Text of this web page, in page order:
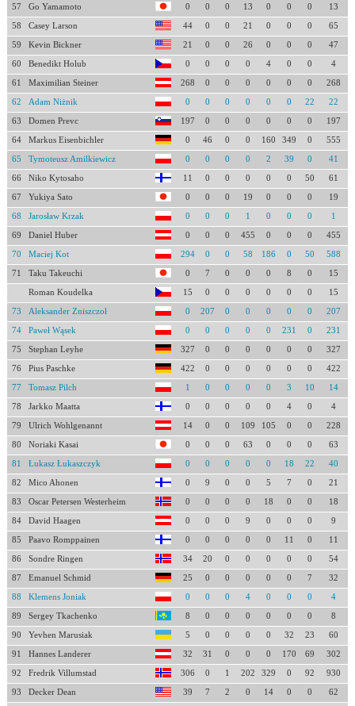
57 Go Yamamoto 0 0 0 13 0 0 0 13
58 Casey Larson 44 0 0 21 0 0 0 65
59 Kevin Bickner 21 0 0 26 0 0 0 47
60 Benedikt Holub 0 0 0 0 4 0 0 4
61 Maximilian Steiner 268 0 0 0 0 0 0 268
62 Adam Niżnik 0 0 0 0 0 0 22 22
63 Domen Prevc 197 0 0 0 0 0 0 197
64 Markus Eisenbichler 0 46 0 0 160 349 0 555
65 Tymoteusz Amilkiewicz 0 0 0 0 2 39 0 41
66 Niko Kytosaho 11 0 0 0 0 0 50 61
67 Yukiya Sato 0 0 0 19 0 0 0 19
68 Jarosław Krzak 0 0 0 1 0 0 0 1
69 Daniel Huber 0 0 0 455 0 0 0 455
70 Maciej Kot 294 0 0 58 186 0 50 588
71 Taku Takeuchi 0 7 0 0 0 8 0 15
Roman Koudelka 15 0 0 0 0 0 0 15
73 Aleksander Zniszczoł 0 207 0 0 0 0 0 207
74 Paweł Wąsek 0 0 0 0 0 231 0 231
75 Stephan Leyhe 327 0 0 0 0 0 0 327
76 Pius Paschke 422 0 0 0 0 0 0 422
77 Tomasz Pilch 1 0 0 0 0 3 10 14
78 Jarkko Maatta 0 0 0 0 0 4 0 4
79 Ulrich Wohlgenannt 14 0 0 109 105 0 0 228
80 Noriaki Kasai 0 0 0 63 0 0 0 63
81 Łukasz Łukaszczyk 0 0 0 0 0 18 22 40
82 Mico Ahonen 0 9 0 0 5 7 0 21
83 Oscar Petersen Westerheim 0 0 0 0 18 0 0 18
84 David Haagen 0 0 0 9 0 0 0 9
85 Paavo Romppainen 0 0 0 0 0 11 0 11
86 Sondre Ringen 34 20 0 0 0 0 0 54
87 Emanuel Schmid 25 0 0 0 0 0 7 32
88 Klemens Joniak 0 0 0 4 0 0 0 4
89 Sergey Tkachenko 8 0 0 0 0 0 0 8
90 Yevhen Marusiak 5 0 0 0 0 32 23 60
91 Hannes Landerer 32 31 0 0 0 170 69 302
92 Fredrik Villumstad 306 0 1 202 329 0 92 930
93 Decker Dean 39 7 2 0 14 0 0 62